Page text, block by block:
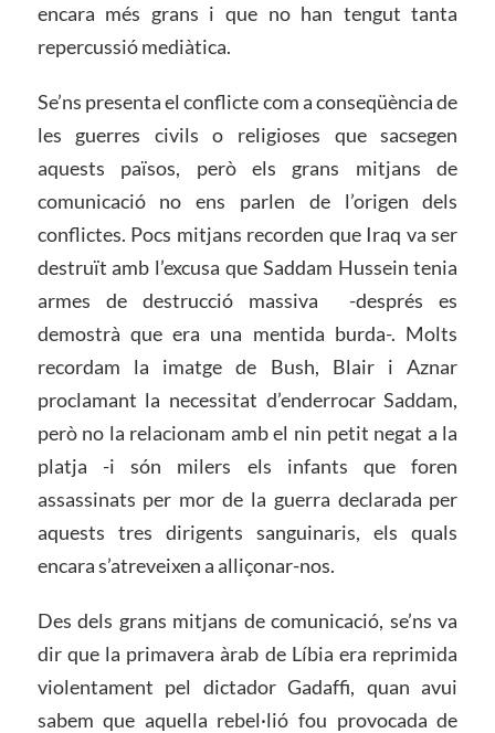
encara més grans i que no han tengut tanta
repercussió mediàtica.
Se’ns presenta el conflicte com a conseqüència de
les guerres civils o religioses que sacsegen
aquests països, però els grans mitjans de
comunicació no ens parlen de l’origen dels
conflictes. Pocs mitjans recorden que Iraq va ser
destruït amb l’excusa que Saddam Hussein tenia
armes de destrucció massiva -després es
demostrà que era una mentida burda-. Molts
recordam la imatge de Bush, Blair i Aznar
proclamant la necessitat d’enderrocar Saddam,
però no la relacionam amb el nin petit negat a la
platja -i són milers els infants que foren
assassinats per mor de la guerra declarada per
aquests tres dirigents sanguinaris, els quals
encara s’atreveixen a alliçonar-nos.
Des dels grans mitjans de comunicació, se’ns va
dir que la primavera àrab de Líbia era reprimida
violentament pel dictador Gadaffi, quan avui
sabem que aquella rebel·lió fou provocada de